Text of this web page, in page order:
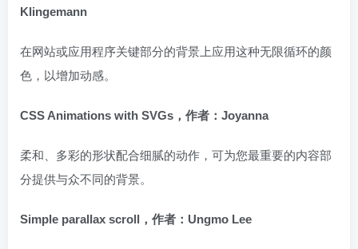
Klingemann
在网站或应用程序关键部分的背景上应用这种无限循环的颜
色，以增加动感。
CSS Animations with SVGs，作者：Joyanna
柔和、多彩的形状配合细腻的动作，可为您最重要的内容部
分提供与众不同的背景。
Simple parallax scroll，作者：Ungmo Lee